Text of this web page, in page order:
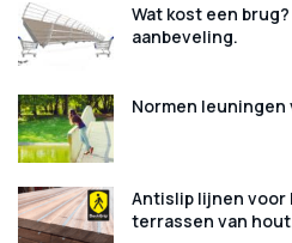
Wat kost een
aanbeveling.
Normen leuningen
Antislip lijnen voor
terrassen van